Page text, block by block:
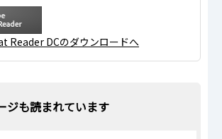
Reader DCのダウンロードへ
ジも読まれています